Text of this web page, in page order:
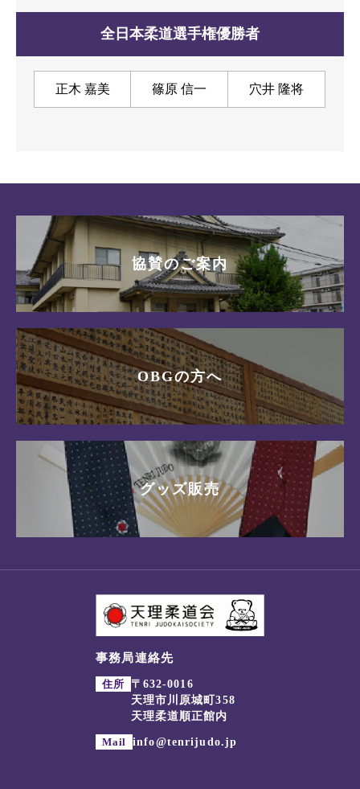
全日本柔道選手権優勝者
正木 嘉美 篠原 信一 穴井 隆将
協賛のご案内
OBGの方へ
グッズ販売
事務局連絡先
住所
〒632-0016
天理市川原城町358
天理柔道順正館内
Mail info@tenrijudo.jp